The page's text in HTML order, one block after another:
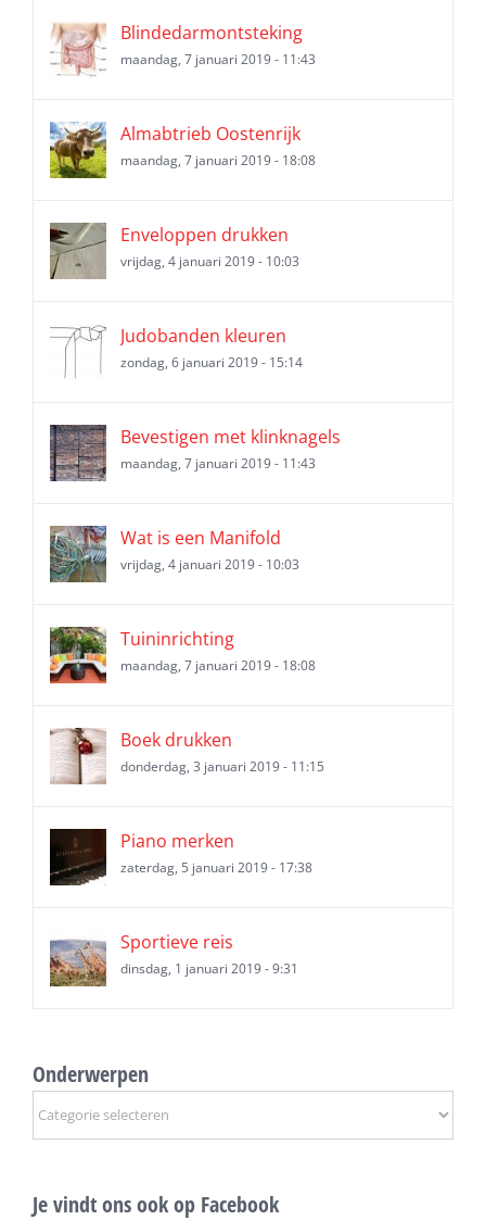
Blindedarmontsteking
maandag, 7 januari 2019 - 11:43
Almabtrieb Oostenrijk
maandag, 7 januari 2019 - 18:08
Enveloppen drukken
vrijdag, 4 januari 2019 - 10:03
Judobanden kleuren
zondag, 6 januari 2019 - 15:14
Bevestigen met klinknagels
maandag, 7 januari 2019 - 11:43
Wat is een Manifold
vrijdag, 4 januari 2019 - 10:03
Tuininrichting
maandag, 7 januari 2019 - 18:08
Boek drukken
donderdag, 3 januari 2019 - 11:15
Piano merken
zaterdag, 5 januari 2019 - 17:38
Sportieve reis
dinsdag, 1 januari 2019 - 9:31
Onderwerpen
Onderwerpen
Je vindt ons ook op Facebook